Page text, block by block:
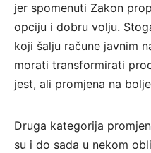
jer spomenuti Zakon
opciju i dobru volju.
koji šalju račune javnim
morati transformirati
jest, ali promjena na
Druga kategorija
su i do sada u nekom